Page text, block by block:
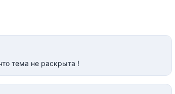
тема не раскрыта !